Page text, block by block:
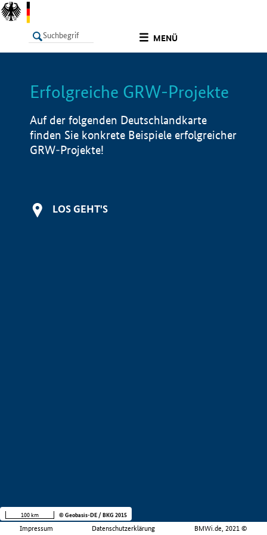
MENÜ
LISTE Info
Erfolgreiche GRW-Projekte
Auf der folgenden Deutschlandkarte
finden Sie konkrete Beispiele erfolgreicher
GRW-Projekte!
LOS GEHT'S
Impressum Datenschutzerklärung BMWi.de, 2021 ©
100 km © Geobasis-DE / BKG 2015